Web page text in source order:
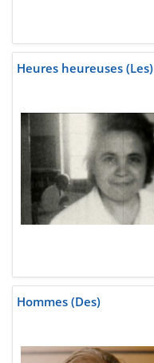
Heures heureuses (Les)
Hommes (Des)